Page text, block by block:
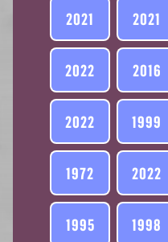
2021 2021
2022 2016
2022 1999
1972 2022
1995 1998